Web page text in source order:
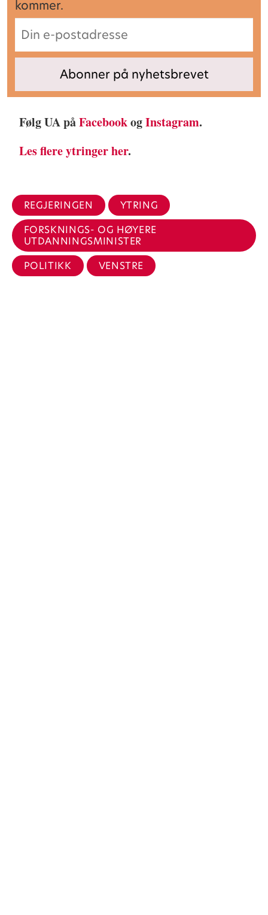
kommer.
Følg UA påFacebookogInstagram.
Les flere ytringer her.
REGJERINGEN
YTRING
FORSKNINGS- OG HØYERE
UTDANNINGSMINISTER
POLITIKK
VENSTRE